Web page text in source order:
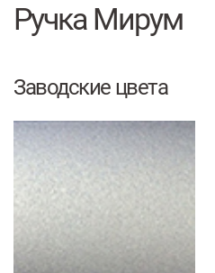
Ручка Мирум
Заводские цвета